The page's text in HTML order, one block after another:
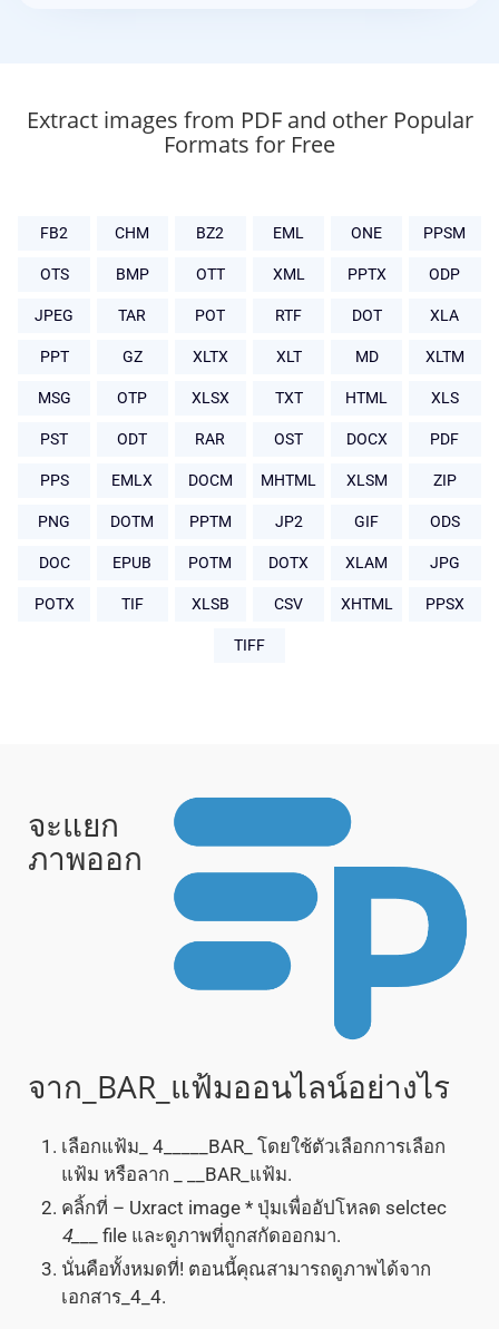
Extract images from PDF and other Popular
Formats for Free
FB2 CHM BZ2 EML ONE PPSM
OTS BMP OTT XML PPTX ODP
JPEG TAR POT RTF DOT XLA
PPT GZ XLTX XLT MD XLTM
MSG OTP XLSX TXT HTML XLS
PST ODT RAR OST DOCX PDF
PPS EMLX DOCM MHTML XLSM ZIP
PNG DOTM PPTM JP2 GIF ODS
DOC EPUB POTM DOTX XLAM JPG
POTX TIF XLSB CSV XHTML PPSX
TIFF
จะแยก
ภาพออก
จาก_BAR_แฟ้มออนไลน์อย่างไร
เลือกแฟ้ม_ 4_____BAR_ โดยใช้ตัวเลือกการเลือก
แฟ้ม หรือลาก _ __BAR_แฟ้ม.
คลิ้กที่ – Uxract image * ปุ่มเพื่ออัปโหลด selctec
4___ file และดูภาพที่ถูกสกัดออกมา.
นั่นคือทั้งหมดที่! ตอนนี้คุณสามารถดูภาพได้จาก
เอกสาร_4_4.